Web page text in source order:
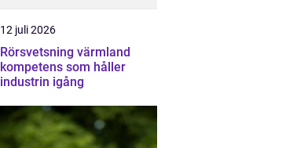
12 juli 2026
Rörsvetsning värmland
kompetens som håller
industrin igång